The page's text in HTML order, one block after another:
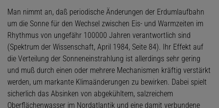
Man nimmt an, daß periodische Änderungen der Erdumlaufbahn
um die Sonne für den Wechsel zwischen Eis- und Warmzeiten im
Rhythmus von ungefähr 100000 Jahren verantwortlich sind
(Spektrum der Wissenschaft, April 1984, Seite 84). Ihr Effekt auf
die Verteilung der Sonneneinstrahlung ist allerdings sehr gering
und muß durch einen oder mehrere Mechanismen kräftig verstärkt
werden, um markante Klimaänderungen zu bewirken. Dabei spielt
sicherlich das Absinken von abgekühltem, salzreichem
Oberflächenwasser im Nordatlantik und eine damit verbundene